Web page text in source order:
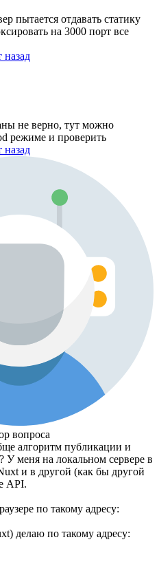
пытается отдавать статику
на 3000 порт все
назад
не верно, тут можно
режиме и проверить
назад
вопроса
алгоритм публикации и
У меня на локальном сервере в
и в другой (как бы другой
API.
по такому адресу:
делаю по такому адресу: